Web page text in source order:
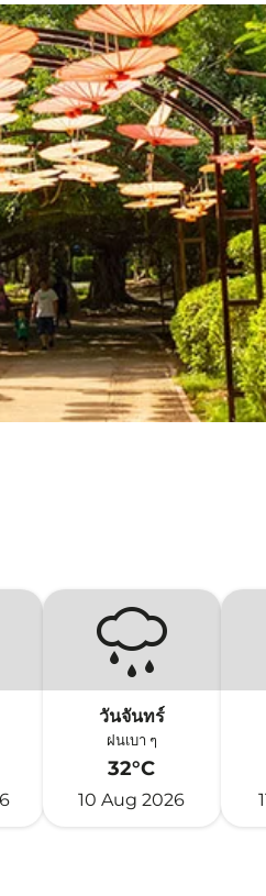
วันจันทร์
ฝนเบา ๆ
32°C
10 Aug 2026